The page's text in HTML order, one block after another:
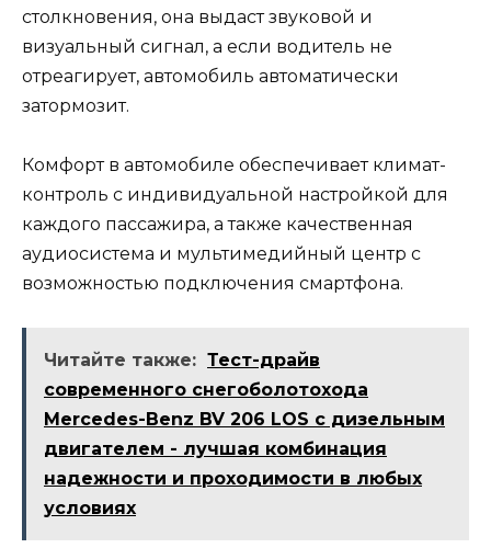
столкновения, она выдаст звуковой и
визуальный сигнал, а если водитель не
отреагирует, автомобиль автоматически
затормозит.
Комфорт в автомобиле обеспечивает климат-
контроль с индивидуальной настройкой для
каждого пассажира, а также качественная
аудиосистема и мультимедийный центр с
возможностью подключения смартфона.
Читайте также: Тест-драйв
современного снегоболотохода
Mercedes-Benz BV 206 LOS с дизельным
двигателем - лучшая комбинация
надежности и проходимости в любых
условиях